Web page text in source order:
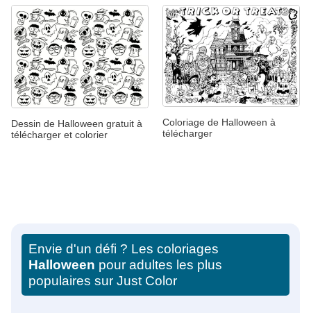
Dessin de Halloween gratuit à
télécharger et colorier
Coloriage de Halloween à
télécharger
Envie d'un défi ? Les coloriages
Halloween pour adultes les plus
populaires sur Just Color